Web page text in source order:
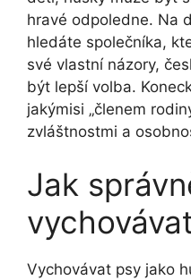
hravé odpoledne. Na
hledáte společníka,
své vlastní názory,
být lepší volba.
jakýmisi „členem
zvláštnostmi a
Jak
Vychovávat psy jako